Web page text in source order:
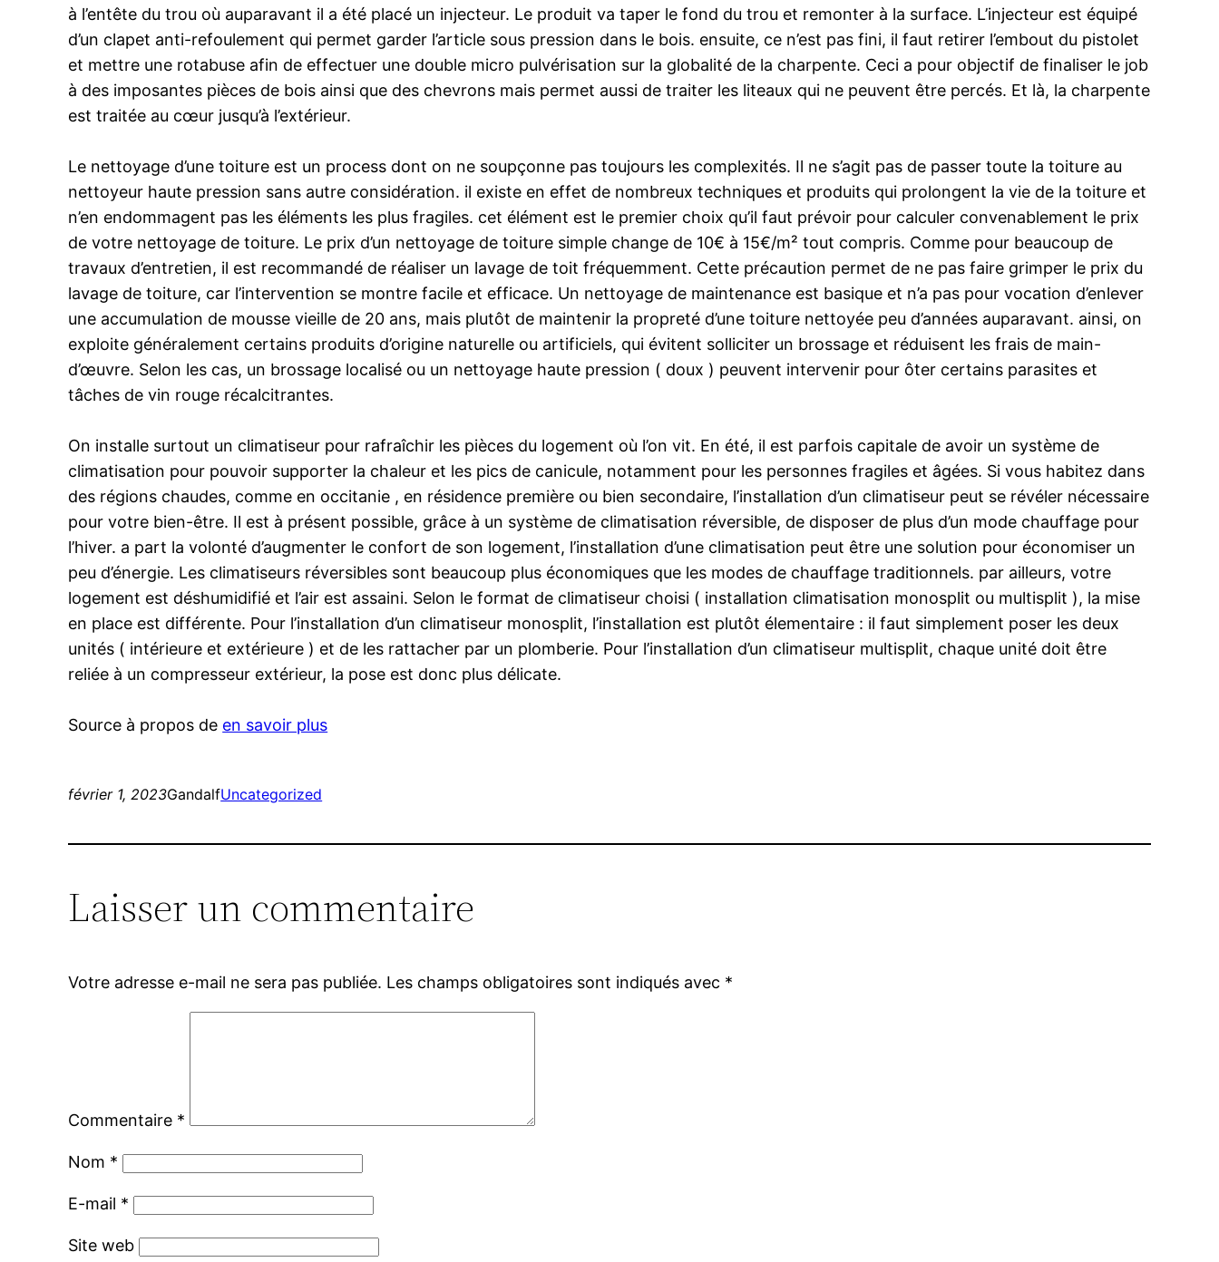
à l’entête du trou où auparavant il a été placé un injecteur. Le produit va taper le fond du trou et remonter à la surface. L’injecteur est équipé
d’un clapet anti-refoulement qui permet garder l’article sous pression dans le bois. ensuite, ce n’est pas fini, il faut retirer l’embout du pistolet
et mettre une rotabuse afin de effectuer une double micro pulvérisation sur la globalité de la charpente. Ceci a pour objectif de finaliser le job
à des imposantes pièces de bois ainsi que des chevrons mais permet aussi de traiter les liteaux qui ne peuvent être percés. Et là, la charpente
est traitée au cœur jusqu’à l’extérieur.
Le nettoyage d’une toiture est un process dont on ne soupçonne pas toujours les complexités. Il ne s’agit pas de passer toute la toiture au
nettoyeur haute pression sans autre considération. il existe en effet de nombreux techniques et produits qui prolongent la vie de la toiture et
n’en endommagent pas les éléments les plus fragiles. cet élément est le premier choix qu’il faut prévoir pour calculer convenablement le prix
de votre nettoyage de toiture. Le prix d’un nettoyage de toiture simple change de 10€ à 15€/m² tout compris. Comme pour beaucoup de
travaux d’entretien, il est recommandé de réaliser un lavage de toit fréquemment. Cette précaution permet de ne pas faire grimper le prix du
lavage de toiture, car l’intervention se montre facile et efficace. Un nettoyage de maintenance est basique et n’a pas pour vocation d’enlever
une accumulation de mousse vieille de 20 ans, mais plutôt de maintenir la propreté d’une toiture nettoyée peu d’années auparavant. ainsi, on
exploite généralement certains produits d’origine naturelle ou artificiels, qui évitent solliciter un brossage et réduisent les frais de main-
d’œuvre. Selon les cas, un brossage localisé ou un nettoyage haute pression ( doux ) peuvent intervenir pour ôter certains parasites et
tâches de vin rouge récalcitrantes.
On installe surtout un climatiseur pour rafraîchir les pièces du logement où l’on vit. En été, il est parfois capitale de avoir un système de
climatisation pour pouvoir supporter la chaleur et les pics de canicule, notamment pour les personnes fragiles et âgées. Si vous habitez dans
des régions chaudes, comme en occitanie , en résidence première ou bien secondaire, l’installation d’un climatiseur peut se révéler nécessaire
pour votre bien-être. Il est à présent possible, grâce à un système de climatisation réversible, de disposer de plus d’un mode chauffage pour
l’hiver. a part la volonté d’augmenter le confort de son logement, l’installation d’une climatisation peut être une solution pour économiser un
peu d’énergie. Les climatiseurs réversibles sont beaucoup plus économiques que les modes de chauffage traditionnels. par ailleurs, votre
logement est déshumidifié et l’air est assaini. Selon le format de climatiseur choisi ( installation climatisation monosplit ou multisplit ), la mise
en place est différente. Pour l’installation d’un climatiseur monosplit, l’installation est plutôt élementaire : il faut simplement poser les deux
unités ( intérieure et extérieure ) et de les rattacher par un plomberie. Pour l’installation d’un climatiseur multisplit, chaque unité doit être
reliée à un compresseur extérieur, la pose est donc plus délicate.
Source à propos de en savoir plus
février 1, 2023GandalfUncategorized
Laisser un commentaire
Votre adresse e-mail ne sera pas publiée. Les champs obligatoires sont indiqués avec *
Commentaire *
Nom *
E-mail *
Site web